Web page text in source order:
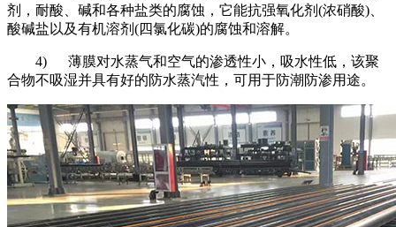
剂，耐酸、碱和各种盐类的腐蚀，它能抗强氧化剂 (浓硝酸)
酸碱盐以及有机溶剂 (四氯化碳)的腐蚀和溶解。
4) 薄膜对水蒸气和空气的渗透性小，吸水性低，该聚
合物不吸湿并具有好的防水蒸汽性，可用于防潮防渗用途。